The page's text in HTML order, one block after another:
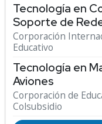
Tecnología en
Soporte de
Corporación
Educativo
Tecnología en
Aviones
Corporación de
Colsubsidio